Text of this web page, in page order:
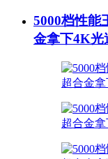
5000档性能
金拿下4K光